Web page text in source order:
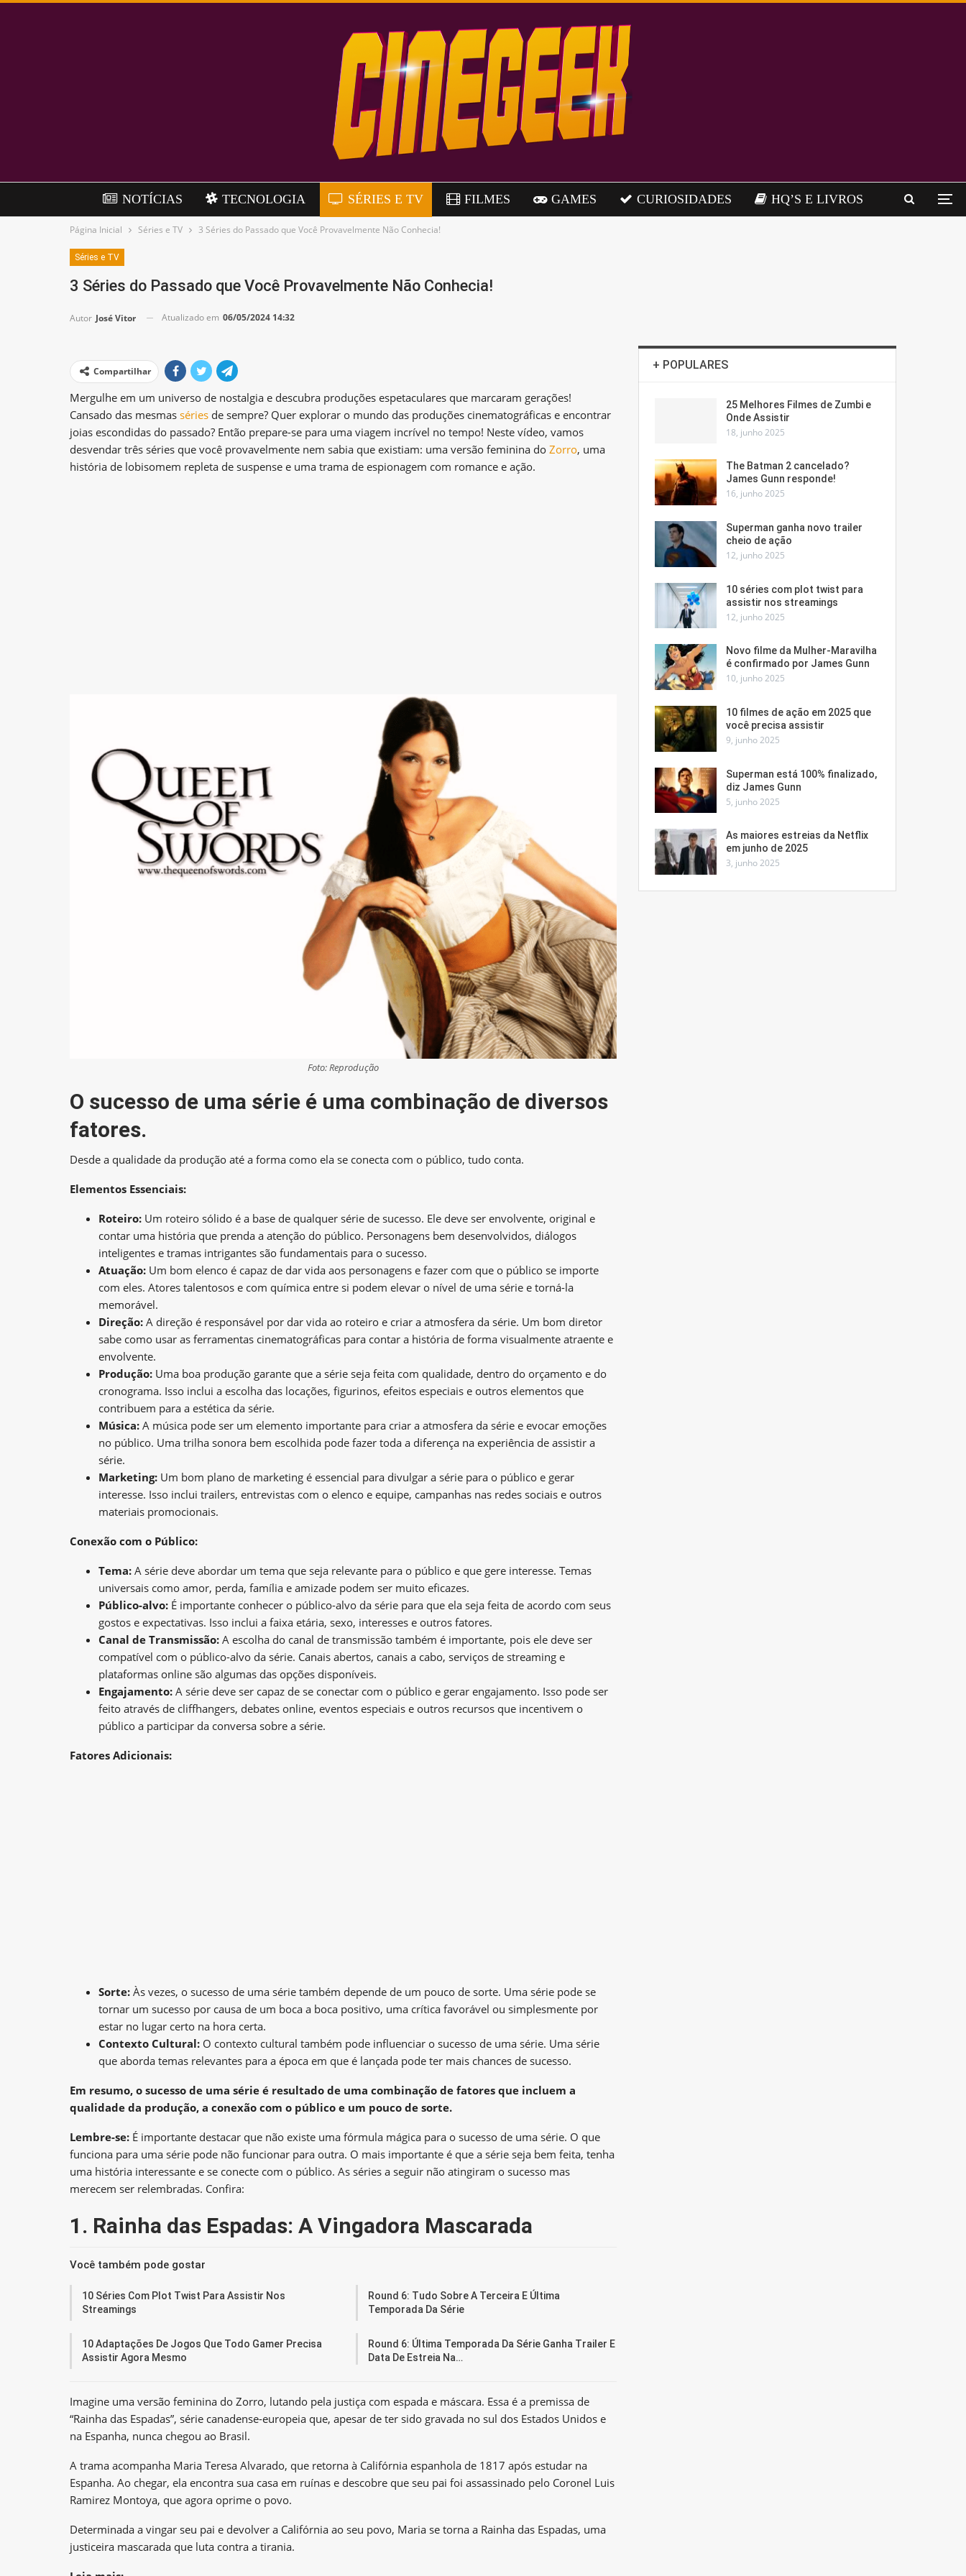
NOTÍCIAS TECNOLOGIA SÉRIES E TV FILMES GAMES CURIOSIDADES HQ’S E LIVROS
Página Inicial Séries e TV 3 Séries do Passado que Você Provavelmente Não Conhecia!
Séries e TV
3 Séries do Passado que Você Provavelmente Não Conhecia!
Autor José Vitor Atualizado em 06/05/2024 14:32
Compartilhar
Mergulhe em um universo de nostalgia e descubra produções espetaculares que marcaram gerações!
Cansado das mesmas séries de sempre? Quer explorar o mundo das produções cinematográficas e encontrar
joias escondidas do passado? Então prepare-se para uma viagem incrível no tempo! Neste vídeo, vamos
desvendar três séries que você provavelmente nem sabia que existiam: uma versão feminina do Zorro, uma
história de lobisomem repleta de suspense e uma trama de espionagem com romance e ação.
Foto: Reprodução
O sucesso de uma série é uma combinação de diversos
fatores.
Desde a qualidade da produção até a forma como ela se conecta com o público, tudo conta.
Elementos Essenciais:
Roteiro: Um roteiro sólido é a base de qualquer série de sucesso. Ele deve ser envolvente, original e
contar uma história que prenda a atenção do público. Personagens bem desenvolvidos, diálogos
inteligentes e tramas intrigantes são fundamentais para o sucesso.
Atuação: Um bom elenco é capaz de dar vida aos personagens e fazer com que o público se importe
com eles. Atores talentosos e com química entre si podem elevar o nível de uma série e torná-la
memorável.
Direção: A direção é responsável por dar vida ao roteiro e criar a atmosfera da série. Um bom diretor
sabe como usar as ferramentas cinematográficas para contar a história de forma visualmente atraente e
envolvente.
Produção: Uma boa produção garante que a série seja feita com qualidade, dentro do orçamento e do
cronograma. Isso inclui a escolha das locações, figurinos, efeitos especiais e outros elementos que
contribuem para a estética da série.
Música: A música pode ser um elemento importante para criar a atmosfera da série e evocar emoções
no público. Uma trilha sonora bem escolhida pode fazer toda a diferença na experiência de assistir a
série.
Marketing: Um bom plano de marketing é essencial para divulgar a série para o público e gerar
interesse. Isso inclui trailers, entrevistas com o elenco e equipe, campanhas nas redes sociais e outros
materiais promocionais.
Conexão com o Público:
Tema: A série deve abordar um tema que seja relevante para o público e que gere interesse. Temas
universais como amor, perda, família e amizade podem ser muito eficazes.
Público-alvo: É importante conhecer o público-alvo da série para que ela seja feita de acordo com seus
gostos e expectativas. Isso inclui a faixa etária, sexo, interesses e outros fatores.
Canal de Transmissão: A escolha do canal de transmissão também é importante, pois ele deve ser
compatível com o público-alvo da série. Canais abertos, canais a cabo, serviços de streaming e
plataformas online são algumas das opções disponíveis.
Engajamento: A série deve ser capaz de se conectar com o público e gerar engajamento. Isso pode ser
feito através de cliffhangers, debates online, eventos especiais e outros recursos que incentivem o
público a participar da conversa sobre a série.
Fatores Adicionais:
Sorte: Às vezes, o sucesso de uma série também depende de um pouco de sorte. Uma série pode se
tornar um sucesso por causa de um boca a boca positivo, uma crítica favorável ou simplesmente por
estar no lugar certo na hora certa.
Contexto Cultural: O contexto cultural também pode influenciar o sucesso de uma série. Uma série
que aborda temas relevantes para a época em que é lançada pode ter mais chances de sucesso.
Em resumo, o sucesso de uma série é resultado de uma combinação de fatores que incluem a
qualidade da produção, a conexão com o público e um pouco de sorte.
Lembre-se: É importante destacar que não existe uma fórmula mágica para o sucesso de uma série. O que
funciona para uma série pode não funcionar para outra. O mais importante é que a série seja bem feita, tenha
uma história interessante e se conecte com o público. As séries a seguir não atingiram o sucesso mas
merecem ser relembradas. Confira:
1. Rainha das Espadas: A Vingadora Mascarada
Você também pode gostar
10 Séries Com Plot Twist Para Assistir Nos
Streamings
Round 6: Tudo Sobre A Terceira E Última
Temporada Da Série
10 Adaptações De Jogos Que Todo Gamer Precisa
Assistir Agora Mesmo
Round 6: Última Temporada Da Série Ganha Trailer E
Data De Estreia Na…
Imagine uma versão feminina do Zorro, lutando pela justiça com espada e máscara. Essa é a premissa de
“Rainha das Espadas”, série canadense-europeia que, apesar de ter sido gravada no sul dos Estados Unidos e
na Espanha, nunca chegou ao Brasil.
A trama acompanha Maria Teresa Alvarado, que retorna à Califórnia espanhola de 1817 após estudar na
Espanha. Ao chegar, ela encontra sua casa em ruínas e descobre que seu pai foi assassinado pelo Coronel Luis
Ramirez Montoya, que agora oprime o povo.
Determinada a vingar seu pai e devolver a Califórnia ao seu povo, Maria se torna a Rainha das Espadas, uma
justiceira mascarada que luta contra a tirania.
+ POPULARES
25 Melhores Filmes de Zumbi e
Onde Assistir
18, junho 2025
The Batman 2 cancelado?
James Gunn responde!
16, junho 2025
Superman ganha novo trailer
cheio de ação
12, junho 2025
10 séries com plot twist para
assistir nos streamings
12, junho 2025
Novo filme da Mulher-Maravilha
é confirmado por James Gunn
10, junho 2025
10 filmes de ação em 2025 que
você precisa assistir
9, junho 2025
Superman está 100% finalizado,
diz James Gunn
5, junho 2025
As maiores estreias da Netflix
em junho de 2025
3, junho 2025